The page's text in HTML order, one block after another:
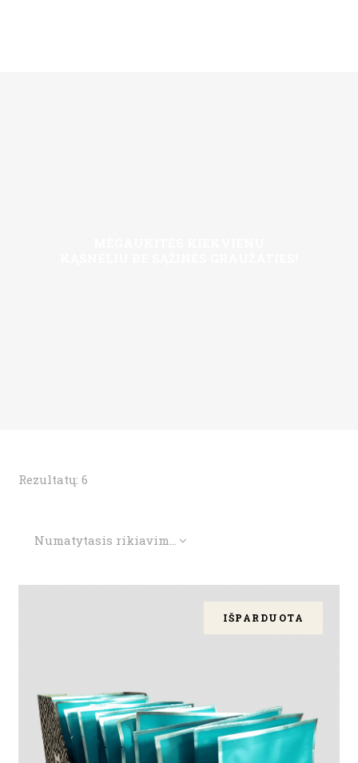
Rezultatų: 6
Numatytasis rikiavimas
IŠPARDUOTA